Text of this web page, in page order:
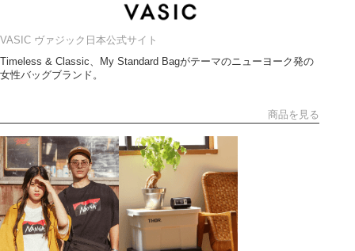
VASIC ヴァジック日本公式サイト
Timeless & Classic、My Standard Bagがテーマのニューヨーク発の
女性バッグブランド。
商品を見る